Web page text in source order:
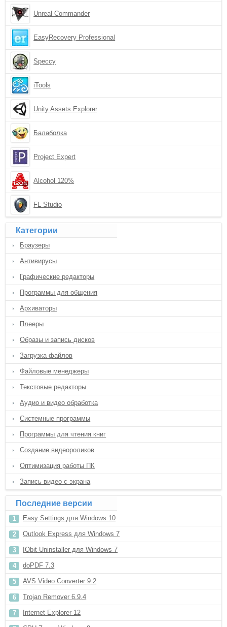
Unreal Commander
EasyRecovery Professional
Speccy
iTools
Unity Assets Explorer
Балаболка
Project Expert
Alcohol 120%
FL Studio
Категории
Браузеры
Антивирусы
Графические редакторы
Программы для общения
Архиваторы
Плееры
Образы и запись дисков
Загрузка файлов
Файловые менеджеры
Текстовые редакторы
Аудио и видео обработка
Системные программы
Программы для чтения книг
Создание видеороликов
Оптимизация работы ПК
Запись видео с экрана
Последние версии
Easy Settings для Windows 10
Outlook Express для Windows 7
IObit Uninstaller для Windows 7
doPDF 7.3
AVS Video Converter 9.2
Trojan Remover 6.9.4
Internet Explorer 12